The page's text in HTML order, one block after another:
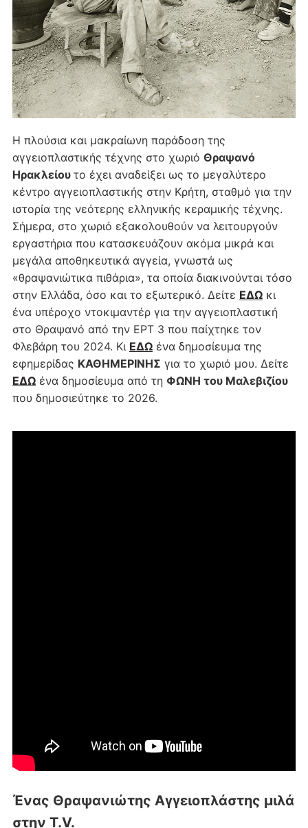
Η πλούσια και μακραίωνη παράδοση της
αγγειοπλαστικής τέχνης στο χωριό Θραψανό
Ηρακλείου το έχει αναδείξει ως το μεγαλύτερο
κέντρο αγγειοπλαστικής στην Κρήτη, σταθμό για την
ιστορία της νεότερης ελληνικής κεραμικής τέχνης.
Σήμερα, στο χωριό εξακολουθούν να λειτουργούν
εργαστήρια που κατασκευάζουν ακόμα μικρά και
μεγάλα αποθηκευτικά αγγεία, γνωστά ως
«θραψανιώτικα πιθάρια», τα οποία διακινούνται τόσο
στην Ελλάδα, όσο και το εξωτερικό. Δείτε ΕΔΩκι
ένα υπέροχο ντοκιμαντέρ για την αγγειοπλαστική
στο Θραψανό από την ΕΡΤ 3 που παίχτηκε τον
Φλεβάρη του 2024. Κι ΕΔΩένα δημοσίευμα της
εφημερίδας ΚΑΘΗΜΕΡΙΝΗΣ για το χωριό μου. Δείτε
ΕΔΩένα δημοσίευμα από τη ΦΩΝΗ του Μαλεβιζίου
που δημοσιεύτηκε το 2026.
Ένας Θραψανιώτης Αγγειοπλάστης μιλά
στην T.V.